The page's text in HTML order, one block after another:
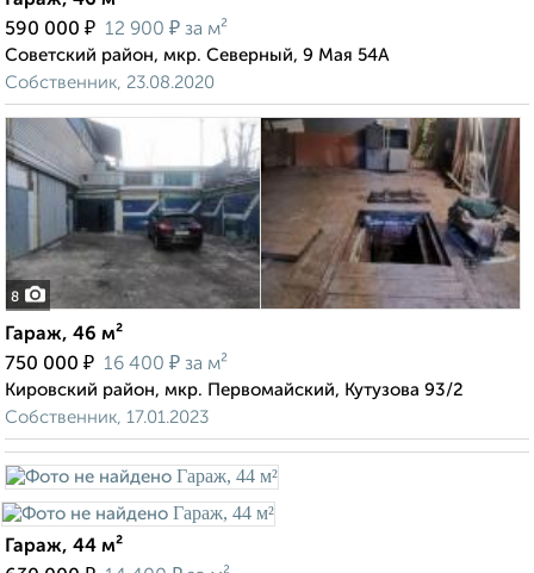
590 000 ₽ 12 900 ₽ за м²
Советский район, мкр. Северный, 9 Мая 54А
Собственник, 23.08.2020
8
Гараж, 46 м²
750 000 ₽ 16 400 ₽ за м²
Кировский район, мкр. Первомайский, Кутузова 93/2
Собственник, 17.01.2023
Гараж, 44 м²